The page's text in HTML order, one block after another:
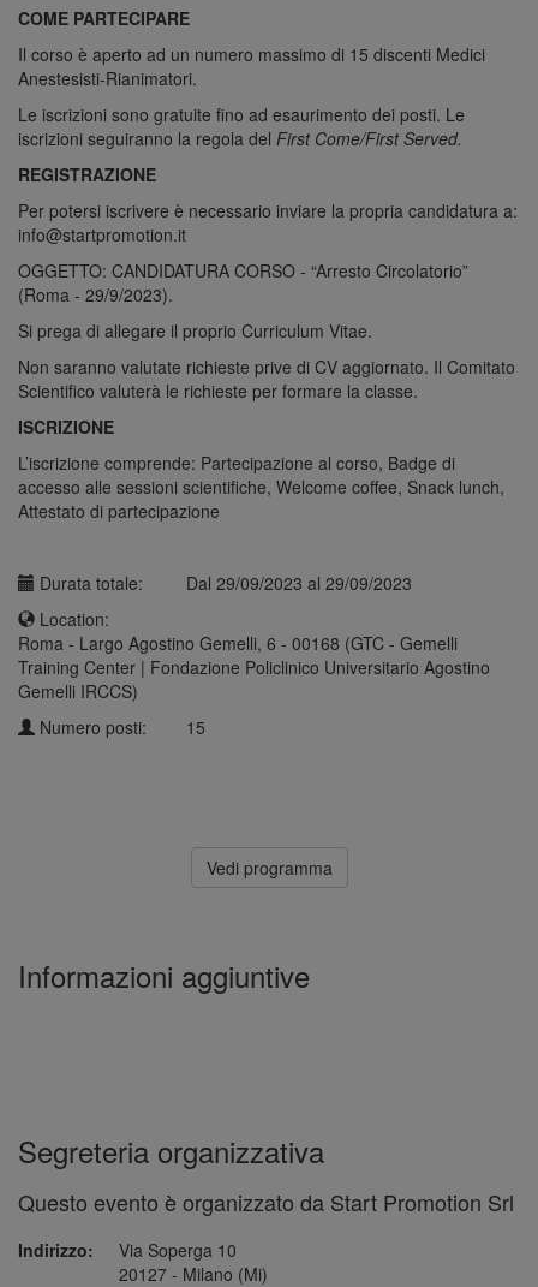
COME PARTECIPARE
Il corso è aperto ad un numero massimo di 15 discenti Medici
Anestesisti-Rianimatori.
Le iscrizioni sono gratuite fino ad esaurimento dei posti. Le
iscrizioni seguiranno la regola del First Come/First Served.
REGISTRAZIONE
Per potersi iscrivere è necessario inviare la propria candidatura a:
info@startpromotion.it
OGGETTO: CANDIDATURA CORSO - “Arresto Circolatorio”
(Roma - 29/9/2023).
Si prega di allegare il proprio Curriculum Vitae.
Non saranno valutate richieste prive di CV aggiornato. Il Comitato
Scientifico valuterà le richieste per formare la classe.
ISCRIZIONE
L’iscrizione comprende: Partecipazione al corso, Badge di
accesso alle sessioni scientifiche, Welcome coffee, Snack lunch,
Attestato di partecipazione
Durata totale:
Dal 29/09/2023 al 29/09/2023
Location:
Roma - Largo Agostino Gemelli, 6 - 00168 (GTC - Gemelli
Training Center | Fondazione Policlinico Universitario Agostino
Gemelli IRCCS)
Numero posti:
15
Vedi programma
Informazioni aggiuntive
Segreteria organizzativa
Questo evento è organizzato da Start Promotion Srl
Indirizzo:
Via Soperga 10
20127 - Milano (Mi)